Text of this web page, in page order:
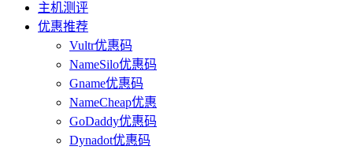
主机测评
优惠推荐
Vultr优惠码
NameSilo优惠码
Gname优惠码
NameCheap优惠
GoDaddy优惠码
Dynadot优惠码